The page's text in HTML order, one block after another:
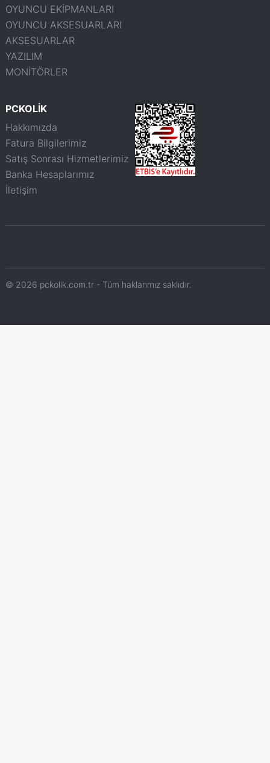
OYUNCU EKİPMANLARI
OYUNCU AKSESUARLARI
AKSESUARLAR
YAZILIM
MONİTÖRLER
PCKOLİK
Hakkımızda
Fatura Bilgilerimiz
Satış Sonrası Hizmetlerimiz
Banka Hesaplarımız
İletişim
© 2026 pckolik.com.tr - Tüm haklarımız saklıdır.